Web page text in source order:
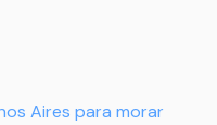
Aires para morar